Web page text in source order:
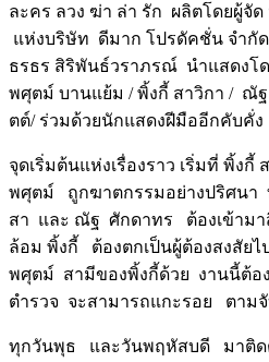
ละคร ลวง ฆ่า ล่า รัก ผลิตโดยผู้
แห่งบริษัท ดีมาก โปรดัคชั่น จำกั
ธรธร สิริพันธ์วราภรณ์ นำแสดง
พศุตม์ บานแย้ม / พิ้งกี้ สาวิกา / ณั
ตต์/ ร่วมด้วยนักแสดงฝีมืออีกคับคั่ง
จุดเริ่มต้นแห่งเรื่องราว เริ่มที่ พิ้งกี้
พศุตม์ ถูกฆาตกรรมอย่างปริศนา
สา และ ณัฐ ศักดาทร ต้องเข้าม
ล้อม พิ้งกี้ ต้องตกเป็นผู้ต้องสงสัย
พศุตม์ สามีของพิ้งกี้ด้วย งานนี้ต้อ
ตำรวจ จะสามารถแกะรอย ตาม
ทุกวันพุธ และวันพฤหัสบดี มาติด